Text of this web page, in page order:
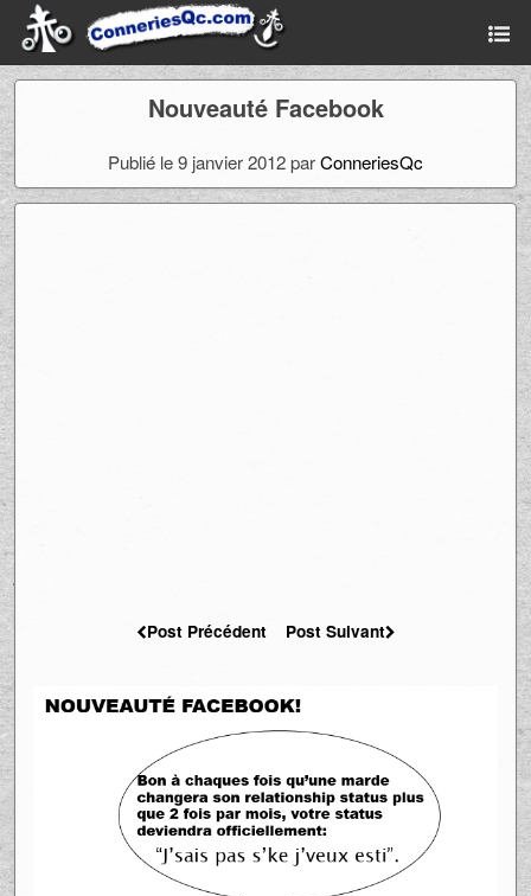
Nouveauté Facebook
Publié le 9 janvier 2012 parConneriesQc
Post Précédent Post Suivant